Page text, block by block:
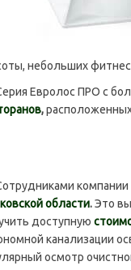
небольших
Евролос ПРО с
,
компании
области.Это
доступную
канализации
осмотр